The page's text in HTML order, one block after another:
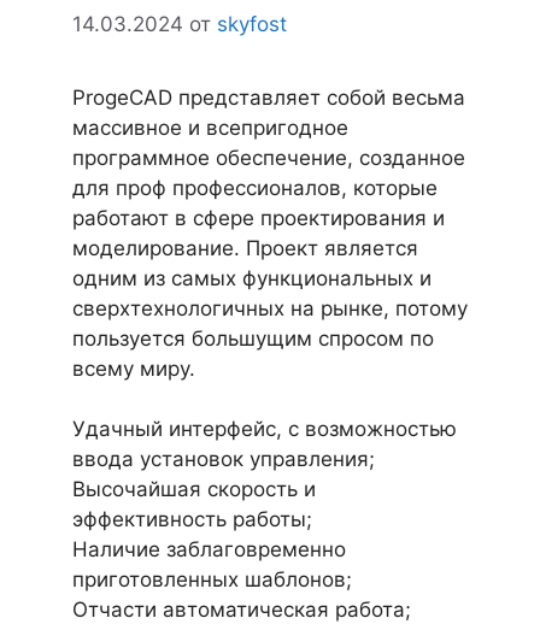
14.03.2024 от skyfost
ProgeCAD представляет собой весьма
массивное и всепригодное
программное обеспечение, созданное
для проф профессионалов, которые
работают в сфере проектирования и
моделирование. Проект является
одним из самых функциональных и
сверхтехнологичных на рынке, потому
пользуется большущим спросом по
всему миру.
Удачный интерфейс, с возможностью
ввода установок управления;
Высочайшая скорость и
эффективность работы;
Наличие заблаговременно
приготовленных шаблонов;
Отчасти автоматическая работа;